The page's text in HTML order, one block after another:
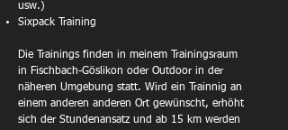
usw.)
Sixpack Training
Die Trainings finden in meinem Trainingsraum
in Fischbach-Göslikon oder Outdoor in der
näheren Umgebung statt. Wird ein Trainnig an
einem anderen anderen Ort gewünscht, erhöht
sich der Stundenansatz und ab 15 km werden